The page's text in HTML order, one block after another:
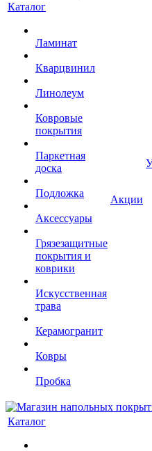
Каталог
Ламинат
Кварцвинил
Линолеум
Ковровые
покрытия
Паркетная
доска
Подложка
Аксессуары
Грязезащитные
покрытия и
коврики
Искусственная
трава
Керамогранит
Ковры
Пробка
Акции
Каталог